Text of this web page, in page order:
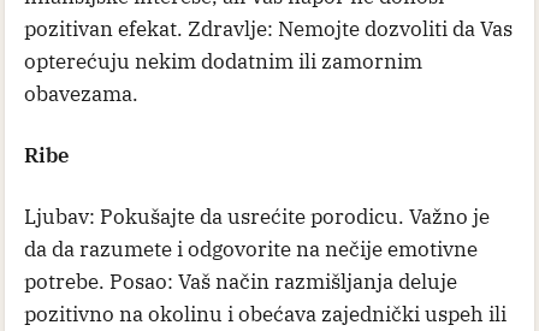
pozitivan efekat. Zdravlje: Nemojte dozvoliti da Vas
opterećuju nekim dodatnim ili zamornim
obavezama.
Ribe
Ljubav: Pokušajte da usrećite porodicu. Važno je
da da razumete i odgovorite na nečije emotivne
potrebe. Posao: Vaš način razmišljanja deluje
pozitivno na okolinu i obećava zajednički uspeh ili